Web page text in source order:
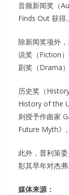
音频新闻奖（
Finds Out 获得。
除新闻奖项外
说奖（Fiction
剧奖（Drama
历史奖（
History of the
则授予作曲家
Future Myth》。
此外，普利策
彰其早年对杰弗
媒体来源：